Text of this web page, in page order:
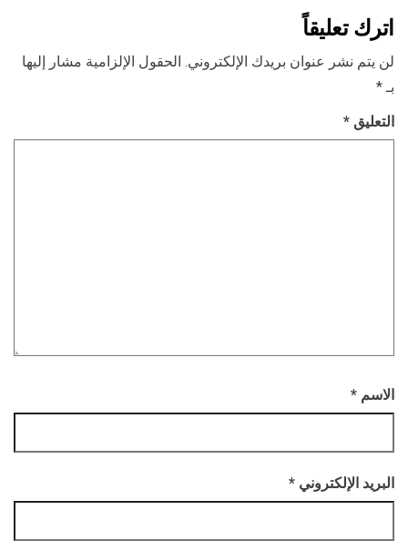
اترك تعليقاً
لن يتم نشر عنوان بريدك الإلكتروني. الحقول الإلزامية مشار إليها
بـ*
التعليق *
الاسم *
البريد الإلكتروني *